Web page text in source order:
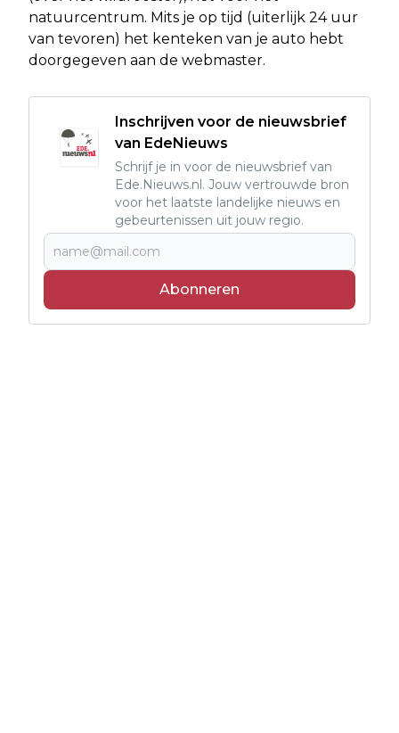
natuurcentrum. Mits je op tijd (uiterlijk 24 uur
van tevoren) het kenteken van je auto hebt
doorgegeven aan de webmaster.
Inschrijven voor de nieuwsbrief
van EdeNieuws
Schrijf je in voor de nieuwsbrief van
Ede.Nieuws.nl. Jouw vertrouwde bron
voor het laatste landelijke nieuws en
gebeurtenissen uit jouw regio.
Abonneren